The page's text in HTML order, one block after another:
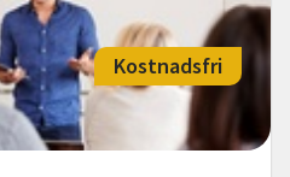
Kostnadsfri